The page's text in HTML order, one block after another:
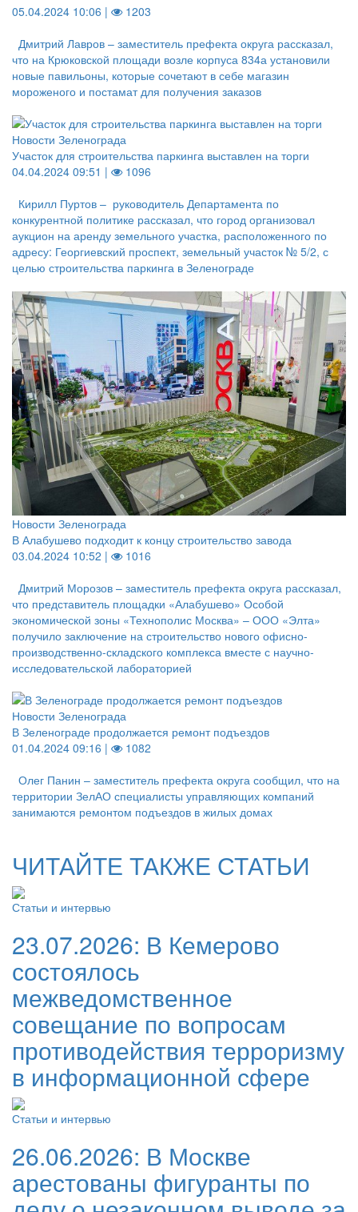
05.04.2024 10:06 |
1203
Дмитрий Лавров – заместитель префекта округа рассказал,
что на Крюковской площади возле корпуса 834а установили
новые павильоны, которые сочетают в себе магазин
мороженого и постамат для получения заказов
Новости Зеленограда
Участок для строительства паркинга выставлен на торги
04.04.2024 09:51 |
1096
Кирилл Пуртов – руководитель Департамента по
конкурентной политике рассказал, что город организовал
аукцион на аренду земельного участка, расположенного по
адресу: Георгиевский проспект, земельный участок № 5/2, с
целью строительства паркинга в Зеленограде
Новости Зеленограда
В Алабушево подходит к концу строительство завода
03.04.2024 10:52 |
1016
Дмитрий Морозов – заместитель префекта округа рассказал,
что представитель площадки «Алабушево» Особой
экономической зоны «Технополис Москва» – ООО «Элта»
получило заключение на строительство нового офисно-
производственно-складского комплекса вместе с научно-
исследовательской лабораторией
Новости Зеленограда
В Зеленограде продолжается ремонт подъездов
01.04.2024 09:16 |
1082
Олег Панин – заместитель префекта округа сообщил, что на
территории ЗелАО специалисты управляющих компаний
занимаются ремонтом подъездов в жилых домах
ЧИТАЙТЕ ТАКЖЕ СТАТЬИ
Статьи и интервью
23.07.2026: В Кемерово
состоялось
межведомственное
совещание по вопросам
противодействия терроризму
в информационной сфере
Статьи и интервью
26.06.2026: В Москве
арестованы фигуранты по